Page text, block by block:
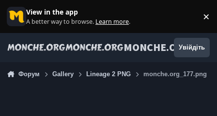
View in the app
A better way to browse. Learn more. ×
MONCHE.ORGУвійдіть
Форум Gallery Lineage 2 PNG monche.org_177.png